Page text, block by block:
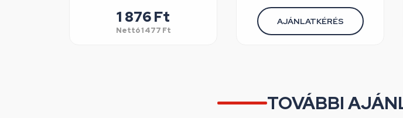
1 876 Ft
Nettó1 477 Ft
AJÁNLATKÉRÉS
TOVÁBBI